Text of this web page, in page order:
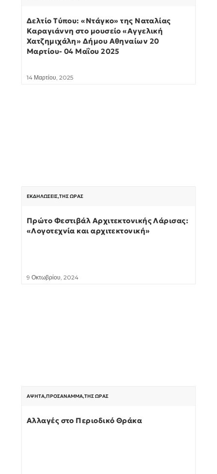
Δελτίο Τύπου: «Ντάγκο» της Ναταλίας
Καραγιάννη στο μουσείο «Αγγελική
Χατζημιχάλη» Δήμου Αθηναίων 20
Μαρτίου- 04 Μαΐου 2025
14 Μαρτίου, 2025
ΕΚΔΗΛΏΣΕΙΣ,ΤΗΣ ΏΡΑΣ
Πρώτο Φεστιβάλ Αρχιτεκτονικής Λάρισας:
«Λογοτεχνία και αρχιτεκτονική»
9 Οκτωβρίου, 2024
ΆΨΗΤΑ,ΠΡΟΣΆΝΑΜΜΑ,ΤΗΣ ΏΡΑΣ
Αλλαγές στο Περιοδικό Θράκα